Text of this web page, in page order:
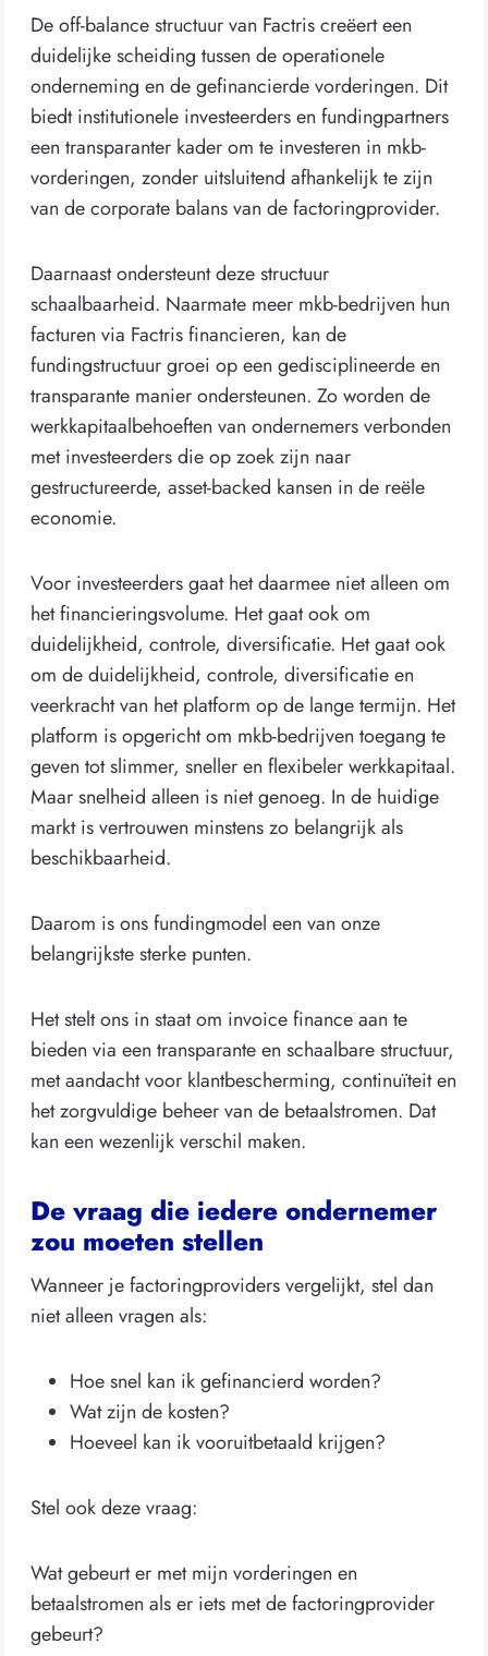
De off-balance structuur van Factris creëert een
duidelijke scheiding tussen de operationele
onderneming en de gefinancierde vorderingen. Dit
biedt institutionele investeerders en fundingpartners
een transparanter kader om te investeren in mkb-
vorderingen, zonder uitsluitend afhankelijk te zijn
van de corporate balans van de factoringprovider.
Daarnaast ondersteunt deze structuur
schaalbaarheid. Naarmate meer mkb-bedrijven hun
facturen via Factris financieren, kan de
fundingstructuur groei op een gedisciplineerde en
transparante manier ondersteunen. Zo worden de
werkkapitaalbehoeften van ondernemers verbonden
met investeerders die op zoek zijn naar
gestructureerde, asset-backed kansen in de reële
economie.
Voor investeerders gaat het daarmee niet alleen om
het financieringsvolume. Het gaat ook om
duidelijkheid, controle, diversificatie. Het gaat ook
om de duidelijkheid, controle, diversificatie en
veerkracht van het platform op de lange termijn. Het
platform is opgericht om mkb-bedrijven toegang te
geven tot slimmer, sneller en flexibeler werkkapitaal.
Maar snelheid alleen is niet genoeg. In de huidige
markt is vertrouwen minstens zo belangrijk als
beschikbaarheid.
Daarom is ons fundingmodel een van onze
belangrijkste sterke punten.
Het stelt ons in staat om invoice finance aan te
bieden via een transparante en schaalbare structuur,
met aandacht voor klantbescherming, continuïteit en
het zorgvuldige beheer van de betaalstromen. Dat
kan een wezenlijk verschil maken.
De vraag die iedere ondernemer
zou moeten stellen
Wanneer je factoringproviders vergelijkt, stel dan
niet alleen vragen als:
Hoe snel kan ik gefinancierd worden?
Wat zijn de kosten?
Hoeveel kan ik vooruitbetaald krijgen?
Stel ook deze vraag:
Wat gebeurt er met mijn vorderingen en
betaalstromen als er iets met de factoringprovider
gebeurt?